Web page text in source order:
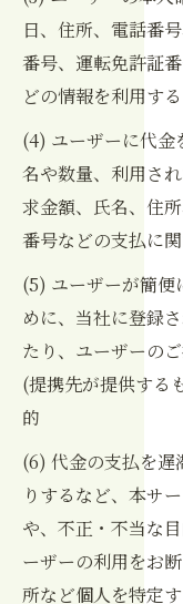
日、住所、電話番
番号、運転免許証
どの情報を利用す
(4) ユーザーに代金
名や数量、利用さ
求金額、氏名、住
番号などの支払に
(5) ユーザーが簡便
めに、当社に登録
たり、ユーザーの
(提携先が提供する
的
(6) 代金の支払を遅
りするなど、本サ
や、不正・不当な
ーザーの利用をお
所など個人を特定